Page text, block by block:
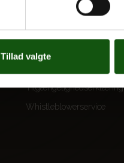
Tillad valgte
E.G. Historisk
Tilgængelighedserklæring
Whistleblowerservice